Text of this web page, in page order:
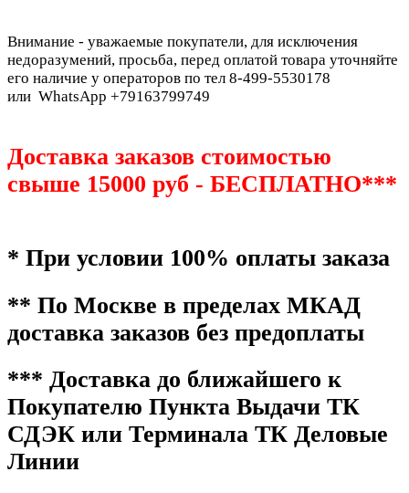
Внимание - уважаемые покупатели, для исключения
недоразумений, просьба, перед оплатой товара уточняйте
его наличие у операторов по тел 8-499-5530178
или WhatsApp +79163799749
Доставка заказов стоимостью
свыше 15000 руб - БЕСПЛАТНО***
* При условии 100% оплаты заказа
** По Москве в пределах МКАД
доставка заказов без предоплаты
*** Доставка до ближайшего к
Покупателю Пункта Выдачи ТК
СДЭК или Терминала ТК Деловые
Линии